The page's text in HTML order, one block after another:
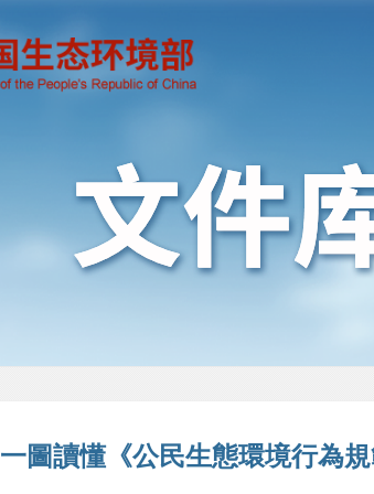
一圖讀懂《公民生態環境行為規